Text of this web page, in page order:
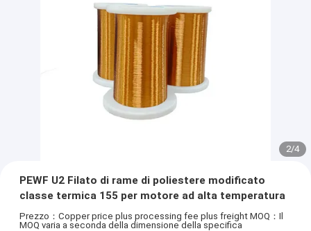
2/4
PEWF U2 Filato di rame di poliestere modificato
classe termica 155 per motore ad alta temperatura
Prezzo：Copper price plus processing fee plus freight MOQ：Il
MOQ varia a seconda della dimensione della specifica